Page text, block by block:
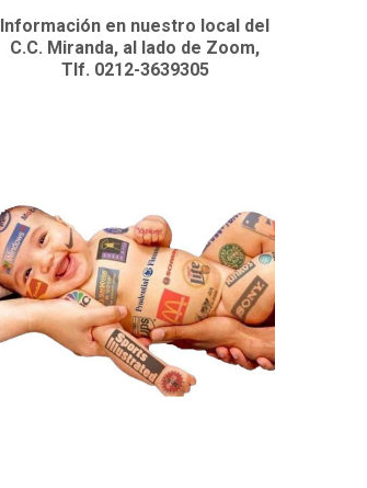
Información en nuestro local del
C.C. Miranda, al lado de Zoom,
Tlf. 0212-3639305